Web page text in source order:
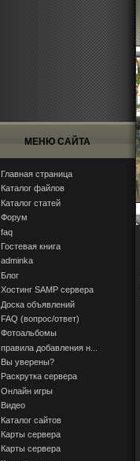
МЕНЮ САЙТА
Главная страница
Каталог файлов
Каталог статей
Форум
faq
Гостевая книга
adminka
Блог
Хостинг SAMP сервера
Доска объявлений
FAQ (вопрос/ответ)
Фотоальбомы
правила добавления н...
Вы уверены?
Раскрутка сервера
Онлайн игры
Видео
Каталог сайтов
Карты сервера
Карты сервера